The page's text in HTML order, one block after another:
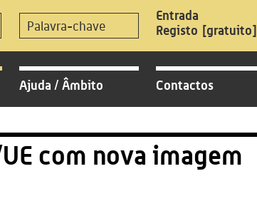
Registo [gratuito]
Ajuda / Âmbito Contactos
com nova imagem